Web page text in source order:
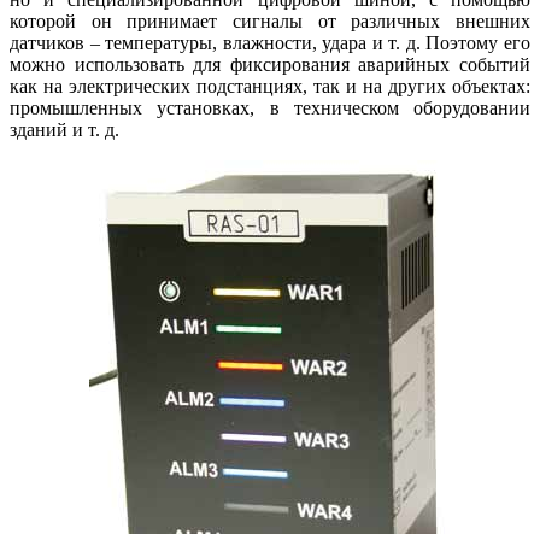
которой он принимает сигналы от различных внешних
датчиков – температуры, влажности, удара и т. д. Поэтому его
можно использовать для фиксирования аварийных событий
как на электрических подстанциях, так и на других объектах:
промышленных установках, в техническом оборудовании
зданий и т. д.